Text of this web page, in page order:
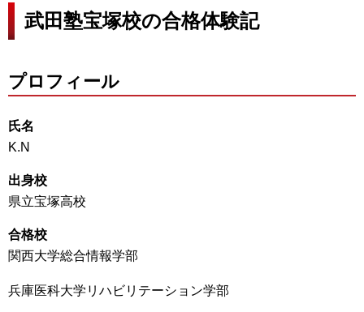
武田塾宝塚校の合格体験記
プロフィール
氏名
K.N
出身校
県立宝塚高校
合格校
関西大学総合情報学部
兵庫医科大学リハビリテーション学部